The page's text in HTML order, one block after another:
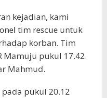
kejadian, kami
tim rescue untuk
korban. Tim
Mamuju pukul 17.42
Mahmud.
pukul 20.12